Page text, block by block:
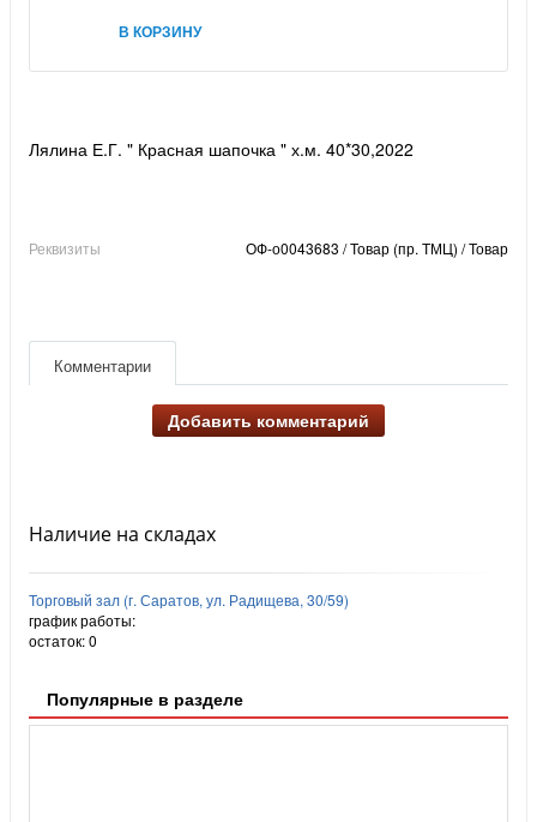
В КОРЗИНУ
Лялина Е.Г. " Красная шапочка " х.м. 40*30,2022
Реквизиты ОФ-о0043683 / Товар (пр. ТМЦ) / Товар
Комментарии
Добавить комментарий
Наличие на складах
Торговый зал (г. Саратов, ул. Радищева, 30/59)
график работы:
остаток:0
Популярные в разделе